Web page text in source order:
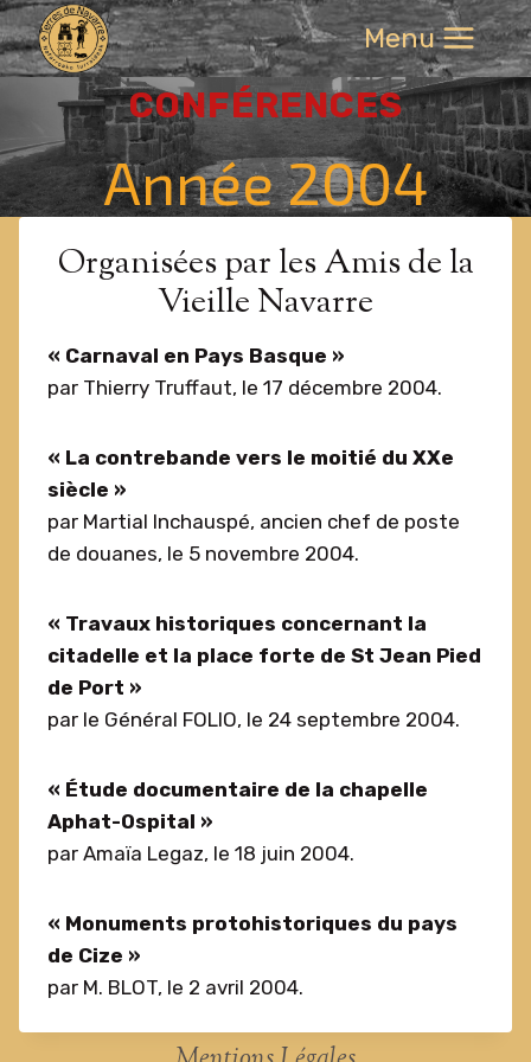
Aller
au
contenu
Menu
CONFÉRENCES
Année 2004
Organisées par les Amis de la
Vieille Navarre
« Carnaval en Pays Basque »
par Thierry Truffaut, le 17 décembre 2004.
« La contrebande vers le moitié du XXe
siècle »
par Martial Inchauspé, ancien chef de poste
de douanes, le 5 novembre 2004.
« Travaux historiques concernant la
citadelle et la place forte de St Jean Pied
de Port »
par le Général FOLIO, le 24 septembre 2004.
« Étude documentaire de la chapelle
Aphat-Ospital »
par Amaïa Legaz, le 18 juin 2004.
« Monuments protohistoriques du pays
de Cize »
par M. BLOT, le 2 avril 2004.